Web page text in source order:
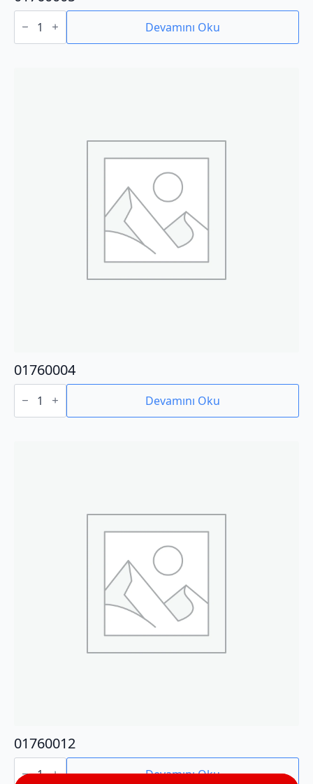
01760005
adet Devamını Oku
01760004
01760004
adet Devamını Oku
01760012
01760012
adet Devamını Oku